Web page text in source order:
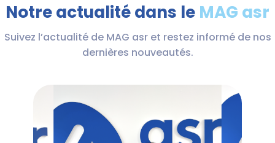
Notre actualité dans le MAG asr
Suivez l’actualité de MAG asr et restez informé de nos
dernières nouveautés.